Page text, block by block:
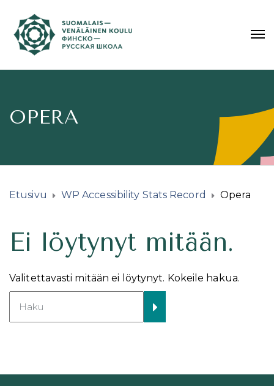
OPERA
Etusivu WP Accessibility Stats Record Opera
Ei löytynyt mitään.
Valitettavasti mitään ei löytynyt. Kokeile hakua.